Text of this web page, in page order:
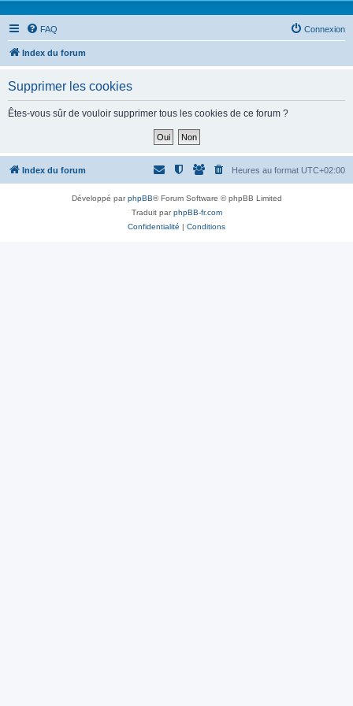
FAQ Connexion
Index du forum
Supprimer les cookies
Êtes-vous sûr de vouloir supprimer tous les cookies de ce forum ?
Index du forum Heures au format UTC+02:00
Développé parphpBB® Forum Software © phpBB Limited
Traduit parphpBB-fr.com
Confidentialité | Conditions